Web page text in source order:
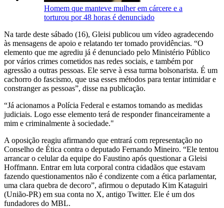
Homem que manteve mulher em cárcere e a
torturou por 48 horas é denunciado
Na tarde deste sábado (16), Gleisi publicou um vídeo agradecendo
às mensagens de apoio e relatando ter tomado providências. “O
elemento que me agrediu já é denunciado pelo Ministério Público
por vários crimes cometidos nas redes sociais, e também por
agressão a outras pessoas. Ele serve à essa turma bolsonarista. É um
cachorro do fascismo, que usa esses métodos para tentar intimidar e
constranger as pessoas”, disse na publicação.
“Já acionamos a Polícia Federal e estamos tomando as medidas
judiciais. Logo esse elemento terá de responder financeiramente a
mim e criminalmente à sociedade."
A oposição reagiu afirmando que entrará com representação no
Conselho de Ética contra o deputado Fernando Mineiro. “Ele tentou
arrancar o celular da equipe do Faustino após questionar a Gleisi
Hoffmann. Entrar em luta corporal contra cidadãos que estavam
fazendo questionamentos não é condizente com a ética parlamentar,
uma clara quebra de decoro”, afirmou o deputado Kim Kataguiri
(União-PR) em sua conta no X, antigo Twitter. Ele é um dos
fundadores do MBL.